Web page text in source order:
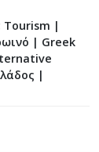
Tourism |
| Greek
|